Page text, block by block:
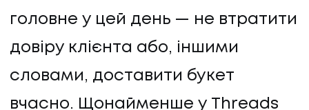
головне у цей день — не втратити
довіру клієнта або, іншими
словами, доставити букет
вчасно. Щонайменше у Threads